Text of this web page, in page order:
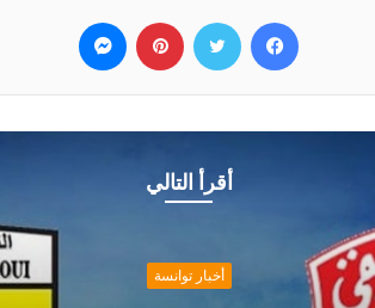
فيسبوك تويتر بينتيريست
أقرأ التالي
أخبار توانسة